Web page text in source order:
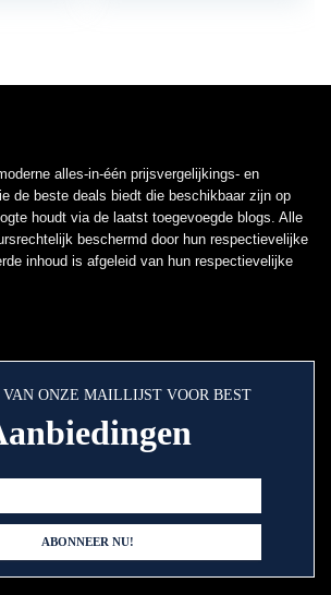
alles-in-één prijsvergelijkings- en
de beste deals biedt die beschikbaar zijn op
houdt via de laatst toegevoegde blogs. Alle
beschermd door hun respectievelijke
inhoud is afgeleid van hun respectievelijke
ONZE MAILLIJST VOOR BEST